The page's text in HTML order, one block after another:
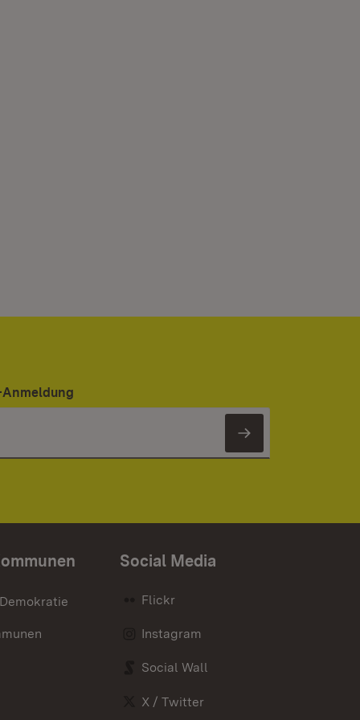
Newsletter
Social Media
Flickr
Instagram
Social Wall
X / Twitter